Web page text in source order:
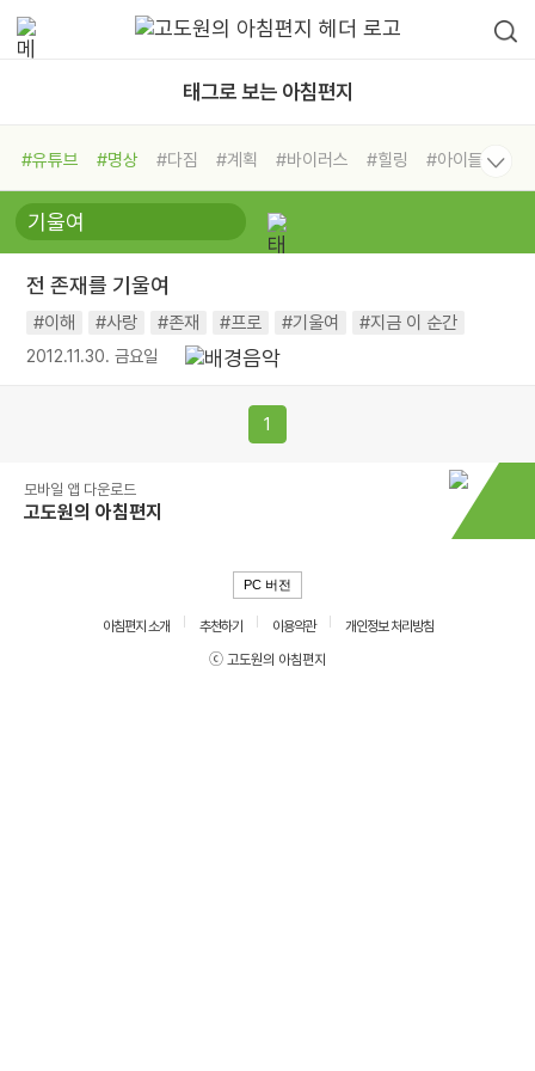
태그로 보는 아침편지
#유튜브 #명상 #다짐 #계획 #바이러스 #힐링
#아이들
#비전캠프
#독서캠프 #삶
#희망
#나눔 #친구 #링컨학교
#독서
#건강 #면역력
전 존재를 기울여
#이해 #사랑 #존재 #프로 #기울여 #지금 이 순간
2012.11.30. 금요일
1
모바일 앱 다운로드
고도원의 아침편지
PC 버전
아침편지 소개 추천하기 이용약관
개인정보 처리방침
ⓒ 고도원의 아침편지